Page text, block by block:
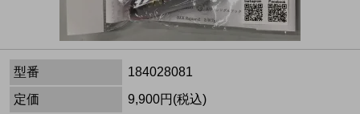
型番
184028081
定価
9,900円(税込)